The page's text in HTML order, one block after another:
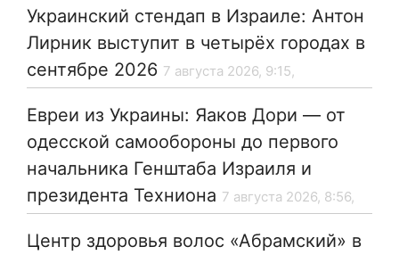
Украинский стендап в Израиле: Антон
Лирник выступит в четырёх городах в
сентябре 2026 7 августа 2026, 9:15,
Евреи из Украины: Яаков Дори — от
одесской самообороны до первого
начальника Генштаба Израиля и
президента Техниона 7 августа 2026, 8:56,
Центр здоровья волос «Абрaмский» в